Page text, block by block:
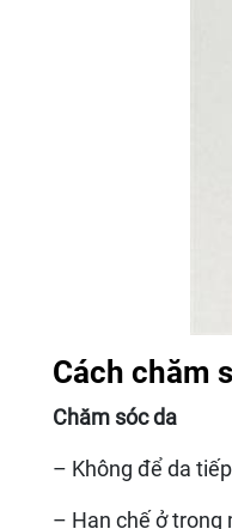
Cách chăm
Chăm sóc da
– Không để da
– Hạn chế ở trong